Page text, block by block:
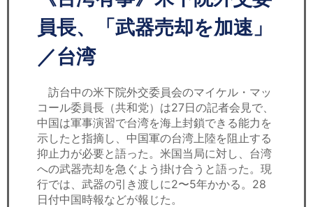
リサーチ
セミナー
経済ニュース
労務顧問
ＩＴ
飲食店情報
員長、「武器売却を加速」
／台湾
訪台中の米下院外交委員会のマイケル・マッ
コール委員長（共和党）は27日の記者会見で、
中国は軍事演習で台湾を海上封鎖できる能力を
示したと指摘し、中国軍の台湾上陸を阻止する
抑止力が必要と語った。米国当局に対し、台湾
への武器売却を急ぐよう掛け合うと語った。現
行では、武器の引き渡しに2〜5年かかる。28
日付中国時報などが報じた。